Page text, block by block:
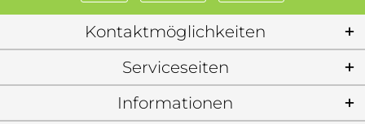
Kontaktmöglichkeiten
Serviceseiten
Informationen